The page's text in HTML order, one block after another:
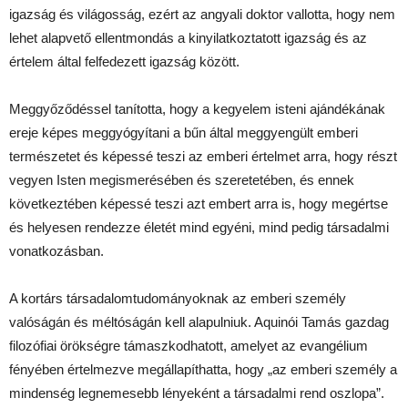
igazság és világosság, ezért az angyali doktor vallotta, hogy nem
lehet alapvető ellentmondás a kinyilatkoztatott igazság és az
értelem által felfedezett igazság között.
Meggyőződéssel tanította, hogy a kegyelem isteni ajándékának
ereje képes meggyógyítani a bűn által meggyengült emberi
természetet és képessé teszi az emberi értelmet arra, hogy részt
vegyen Isten megismerésében és szeretetében, és ennek
következtében képessé teszi azt embert arra is, hogy megértse
és helyesen rendezze életét mind egyéni, mind pedig társadalmi
vonatkozásban.
A kortárs társadalomtudományoknak az emberi személy
valóságán és méltóságán kell alapulniuk. Aquinói Tamás gazdag
filozófiai örökségre támaszkodhatott, amelyet az evangélium
fényében értelmezve megállapíthatta, hogy „az emberi személy a
mindenség legnemesebb lényeként a társadalmi rend oszlopa”.